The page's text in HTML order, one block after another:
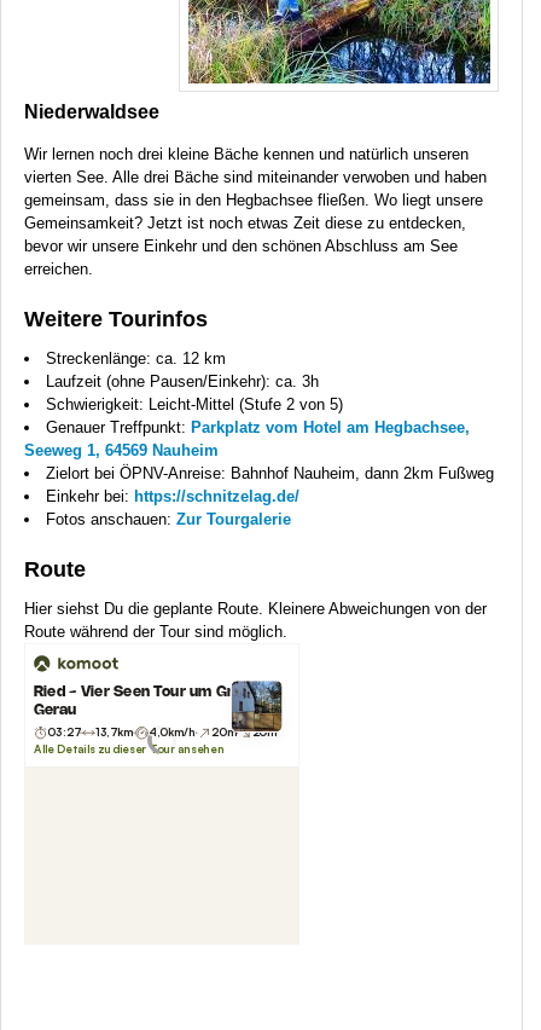
Niederwaldsee
Wir lernen noch drei kleine Bäche kennen und natürlich unseren
vierten See. Alle drei Bäche sind miteinander verwoben und haben
gemeinsam, dass sie in den Hegbachsee fließen. Wo liegt unsere
Gemeinsamkeit? Jetzt ist noch etwas Zeit diese zu entdecken,
bevor wir unsere Einkehr und den schönen Abschluss am See
erreichen.
Weitere Tourinfos
Streckenlänge: ca. 12 km
Laufzeit (ohne Pausen/Einkehr): ca. 3h
Schwierigkeit: Leicht-Mittel (Stufe 2 von 5)
Genauer Treffpunkt: Parkplatz vom Hotel am Hegbachsee,
Seeweg 1, 64569 Nauheim
Zielort bei ÖPNV-Anreise: Bahnhof Nauheim, dann 2km Fußweg
Einkehr bei: https://schnitzelag.de/
Fotos anschauen: Zur Tourgalerie
Route
Hier siehst Du die geplante Route. Kleinere Abweichungen von der
Route während der Tour sind möglich.